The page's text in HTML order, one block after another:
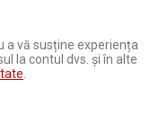
a vă susține experiența
la contul dvs. și în alte